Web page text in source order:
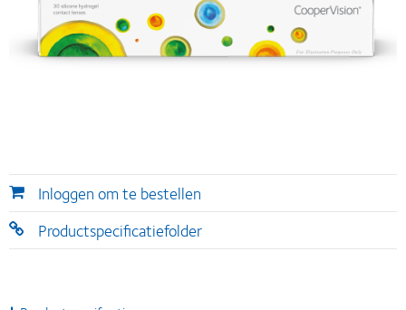
Inloggen om te bestellen
Productspecificatiefolder